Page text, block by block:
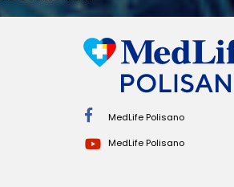
MedLife Polisano
MedLife Polisano